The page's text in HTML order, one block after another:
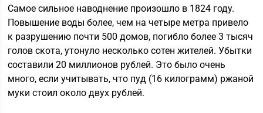
Самое сильное наводнение произошло в 1824 году.
Повышение воды более, чем на четыре метра привело
к разрушению почти 500 домов, погибло более 3 тысяч
голов скота, утонуло несколько сотен жителей. Убытки
составили 20 миллионов рублей. Это было очень
много, если учитывать, что пуд (16 килограмм) ржаной
муки стоил около двух рублей.